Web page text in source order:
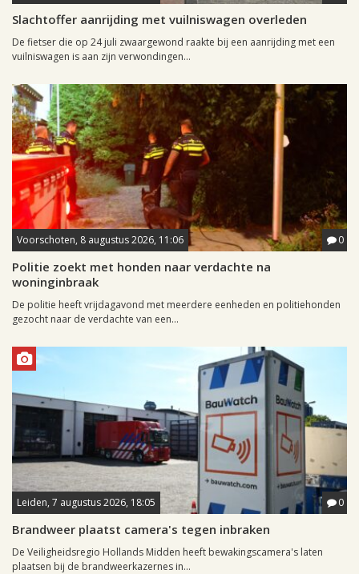
Slachtoffer aanrijding met vuilniswagen overleden
De fietser die op 24 juli zwaargewond raakte bij een aanrijding met een
vuilniswagen is aan zijn verwondingen...
Voorschoten, 8 augustus 2026, 11:06 0
Politie zoekt met honden naar verdachte na
woninginbraak
De politie heeft vrijdagavond met meerdere eenheden en politiehonden
gezocht naar de verdachte van een...
Leiden, 7 augustus 2026, 18:05 0
Brandweer plaatst camera's tegen inbraken
De Veiligheidsregio Hollands Midden heeft bewakingscamera's laten
plaatsen bij de brandweerkazernes in...